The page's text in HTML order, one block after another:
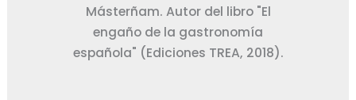
Másterñam. Autor del libro "El
engaño de la gastronomía
española" (Ediciones TREA, 2018).